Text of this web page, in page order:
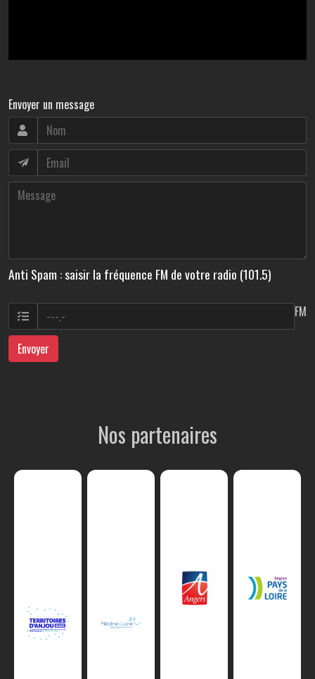
Envoyer un message
Anti Spam : saisir la fréquence FM de votre radio (101.5)
FM
Envoyer
Nos partenaires